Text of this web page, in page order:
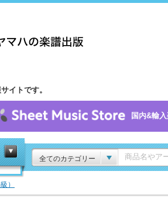
イトです。
国内&輸
全てのカテゴリー
）